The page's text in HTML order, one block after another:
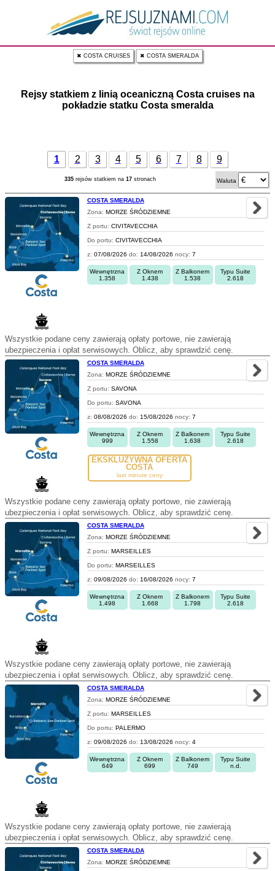
✖ COSTA CRUISES ✖ COSTA SMERALDA
Rejsy statkiem z linią oceaniczną Costa cruises na
pokładzie statku Costa smeralda
1 2 3 4 5 6 7 8 9
335 rejsów statkiem na 17 stronach Waluta
COSTA SMERALDA
Zona: MORZE ŚRÓDZIEMNE
Z portu: CIVITAVECCHIA
Do portu: CIVITAVECCHIA
z: 07/08/2026 do: 14/08/2026 nocy: 7
Wewnętrzna
1.358
Z Oknem
1.438
Z Balkonem
1.538
Typu Suite
2.618
Wszystkie podane ceny zawierają opłaty portowe, nie zawierają
ubezpieczenia i opłat serwisowych. Oblicz, aby sprawdzić cenę.
COSTA SMERALDA
Zona: MORZE ŚRÓDZIEMNE
Z portu: SAVONA
Do portu: SAVONA
z: 08/08/2026 do: 15/08/2026 nocy: 7
Wewnętrzna
999
Z Oknem
1.558
Z Balkonem
1.638
Typu Suite
2.618
EKSKLUZYWNA OFERTA
COSTA
last minute ceny
Wszystkie podane ceny zawierają opłaty portowe, nie zawierają
ubezpieczenia i opłat serwisowych. Oblicz, aby sprawdzić cenę.
COSTA SMERALDA
Zona: MORZE ŚRÓDZIEMNE
Z portu: MARSEILLES
Do portu: MARSEILLES
z: 09/08/2026 do: 16/08/2026 nocy: 7
Wewnętrzna
1.498
Z Oknem
1.668
Z Balkonem
1.798
Typu Suite
2.618
Wszystkie podane ceny zawierają opłaty portowe, nie zawierają
ubezpieczenia i opłat serwisowych. Oblicz, aby sprawdzić cenę.
COSTA SMERALDA
Zona: MORZE ŚRÓDZIEMNE
Z portu: MARSEILLES
Do portu: PALERMO
z: 09/08/2026 do: 13/08/2026 nocy: 4
Wewnętrzna
649
Z Oknem
699
Z Balkonem
749
Typu Suite
n.d.
Wszystkie podane ceny zawierają opłaty portowe, nie zawierają
ubezpieczenia i opłat serwisowych. Oblicz, aby sprawdzić cenę.
COSTA SMERALDA
Zona: MORZE ŚRÓDZIEMNE